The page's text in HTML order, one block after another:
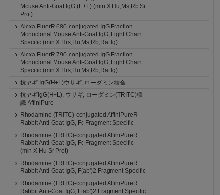
Mouse Anti-Goat IgG (H+L) (min X Hu,Ms,Rb Sr
Prot)
Alexa FluorR 680-conjugated IgG Fraction
Monoclonal Mouse Anti-Goat IgG, Light Chain
Specific (min X Hrs,Hu,Ms,Rb,Rat Ig)
Alexa FluorR 790-conjugated IgG Fraction
Monoclonal Mouse Anti-Goat IgG, Light Chain
Specific (min X Hrs,Hu,Ms,Rb,Rat Ig)
抗ヤギ IgG(H+L)ウサギ, ローダミン結合
抗ヤギIgG(H+L), ウサギ, ローダミン(TRITC)標
識 AffiniPure
Rhodamine (TRITC)-conjugated AffiniPureR
Rabbit Anti-Goat IgG, Fc Fragment Specific
Rhodamine (TRITC)-conjugated AffiniPureR
Rabbit Anti-Goat IgG, Fc Fragment Specific
(min X Hu Sr Prot)
Rhodamine (TRITC)-conjugated AffiniPureR
Rabbit Anti-Goat IgG, F(ab')2 Fragment Specific
Rhodamine (TRITC)-conjugated AffiniPureR
Rabbit Anti-Goat IgG, F(ab')2 Fragment Specific